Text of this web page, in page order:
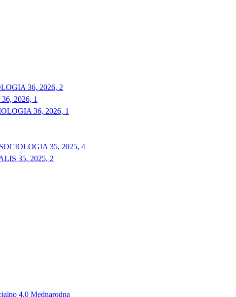
36, 2026, 2
2026, 1
36, 2026, 1
35, 2025, 4
35, 2025, 2
4.0 Mednarodna